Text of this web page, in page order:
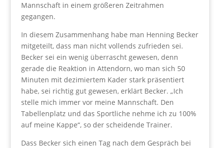
Mannschaft in einem größeren Zeitrahmen
gegangen.
In diesem Zusammenhang habe man Henning Becker
mitgeteilt, dass man nicht vollends zufrieden sei.
Becker sei ein wenig überrascht gewesen, denn
gerade die Reaktion in Attendorn, wo man sich 50
Minuten mit dezimiertem Kader stark präsentiert
habe, sei richtig gut gewesen, erklärt Becker. „Ich
stelle mich immer vor meine Mannschaft. Den
Tabellenplatz und das Sportliche nehme ich zu 100%
auf meine Kappe“, so der scheidende Trainer.
Dass Becker sich einen Tag nach dem Gespräch bei